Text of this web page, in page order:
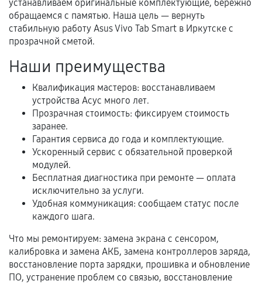
Гарантийный талон.
Акт выполненных работ с датой, перечнем
Документы на установленные комплектующие
и кассовый чек.
Расширенная гарантия
В некоторых случаях возможно оформление
расширенной гарантии. Стоимость, сроки и
условия продления согласовываются отдельно и
фиксируются в документах.
Когда гарантия не действует
Нарушение правил эксплуатации,
устанавливаем оригинальные комплектующие, бережно
обращаемся с памятью. Наша цель — вернуть
стабильную работу Asus Vivo Tab Smart в Иркутске с
прозрачной сметой.
Наши преимущества
Квалификация мастеров: восстанавливаем
устройства Асус много лет.
Прозрачная стоимость: фиксируем стоимость
заранее.
Гарантия сервиса до года и комплектующие.
Ускоренный сервис с обязательной проверкой
модулей.
Бесплатная диагностика при ремонте — оплата
исключительно за услуги.
Удобная коммуникация: сообщаем статус после
каждого шага.
Что мы ремонтируем: замена экрана с сенсором,
калибровка и замена АКБ, замена контроллеров заряда,
восстановление порта зарядки, прошивка и обновление
ПО, устранение проблем со связью, восстановление